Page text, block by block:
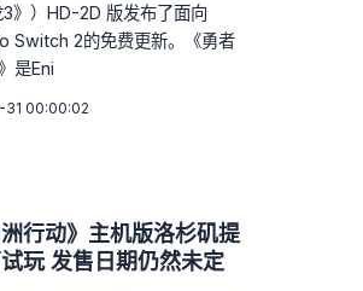
》）HD-2D 版发布了面向
Switch 2的免费更新。《勇者
是Eni
00:00:02
洲行动》主机版洛杉矶提
玩 发售日期仍然未定